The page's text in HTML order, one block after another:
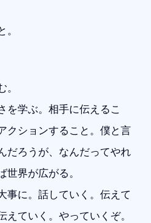
。
。
を学ぶ。相手に伝えるこ
クションすること。僕と言
だろうが、なんだってやれ
世界が広がる。
事に。話していく。伝えて
えていく。やっていくぞ。